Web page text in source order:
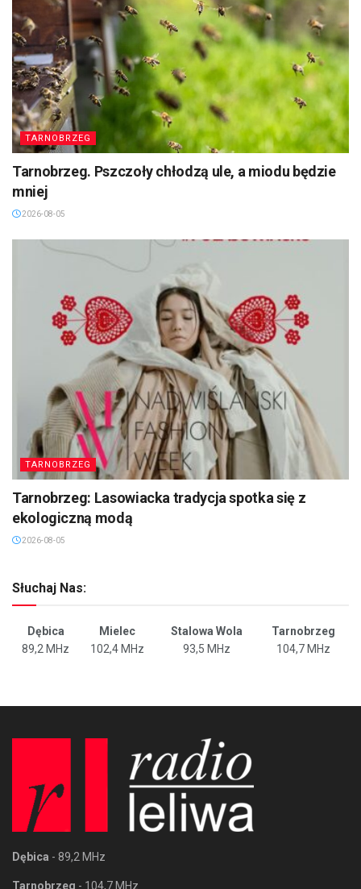
TARNOBRZEG
Tarnobrzeg. Pszczoły chłodzą ule, a miodu będzie
mniej
2026-08-05
TARNOBRZEG
Tarnobrzeg: Lasowiacka tradycja spotka się z
ekologiczną modą
2026-08-05
Słuchaj Nas:
Dębica Mielec Stalowa Wola
Tarnobrzeg
89,2 MHz
102,4 MHz 93,5 MHz 104,7 MHz
Dębica - 89,2 MHz
Tarnobrzeg - 104,7 MHz